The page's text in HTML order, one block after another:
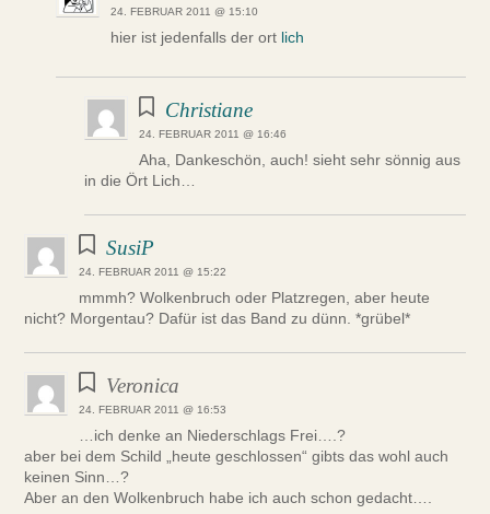
24. FEBRUAR 2011 @ 15:10
hier ist jedenfalls der ort lich
Christiane
24. FEBRUAR 2011 @ 16:46
Aha, Dankeschön, auch! sieht sehr sönnig aus
in die Ört Lich…
SusiP
24. FEBRUAR 2011 @ 15:22
mmmh? Wolkenbruch oder Platzregen, aber heute
nicht? Morgentau? Dafür ist das Band zu dünn. *grübel*
Veronica
24. FEBRUAR 2011 @ 16:53
…ich denke an Niederschlags Frei….?
aber bei dem Schild „heute geschlossen“ gibts das wohl auch
keinen Sinn…?
Aber an den Wolkenbruch habe ich auch schon gedacht….